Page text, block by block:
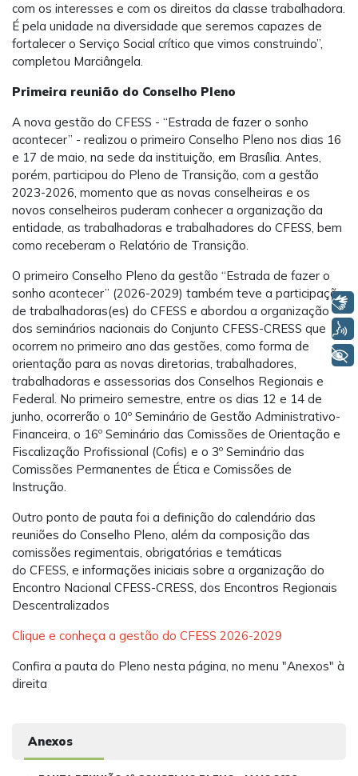
com os interesses e com os direitos da classe trabalhadora.
É pela unidade na diversidade que seremos capazes de
fortalecer o Serviço Social crítico que vimos construindo”,
completou Marciângela.
Primeira reunião do Conselho Pleno
A nova gestão do CFESS - “Estrada de fazer o sonho
acontecer” - realizou o primeiro Conselho Pleno nos dias 16
e 17 de maio, na sede da instituição, em Brasília. Antes,
porém, participou do Pleno de Transição, com a gestão
2023-2026, momento que as novas conselheiras e os
novos conselheiros puderam conhecer a organização da
entidade, as trabalhadoras e trabalhadores do CFESS, bem
como receberam o Relatório de Transição.
O primeiro Conselho Pleno da gestão “Estrada de fazer o
sonho acontecer” (2026-2029) também teve a participação
de trabalhadoras(es) do CFESS e abordou a organização
dos seminários nacionais do Conjunto CFESS-CRESS que
ocorrem no primeiro ano das gestões, como forma de
orientação para as novas diretorias, trabalhadores,
trabalhadoras e assessorias dos Conselhos Regionais e
Federal. No primeiro semestre, entre os dias 12 e 14 de
junho, ocorrerão o 10º Seminário de Gestão Administrativo-
Financeira, o 16º Seminário das Comissões de Orientação e
Fiscalização Profissional (Cofis) e o 3º Seminário das
Comissões Permanentes de Ética e Comissões de
Instrução.
Outro ponto de pauta foi a definição do calendário das
reuniões do Conselho Pleno, além da composição das
comissões regimentais, obrigatórias e temáticas
do CFESS, e informações iniciais sobre a organização do
Encontro Nacional CFESS-CRESS, dos Encontros Regionais
Descentralizados
Clique e conheça a gestão do CFESS 2026-2029
Confira a pauta do Pleno nesta página, no menu "Anexos" à
direita
Anexos
Libras
Voz
+ Acessibilidade